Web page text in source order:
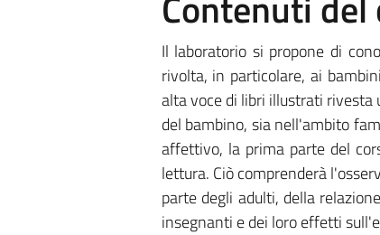
Il laboratorio si propone di
rivolta, in particolare, ai
alta voce di libri illustrati rivesta
del bambino, sia nell'ambito
affettivo, la prima parte del
lettura. Ciò comprenderà
parte degli adulti, della
insegnanti e dei loro effetti sull'e